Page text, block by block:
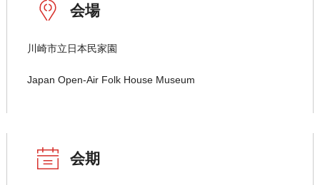
会場
川崎市立日本民家園
Japan Open-Air Folk House Museum
会期